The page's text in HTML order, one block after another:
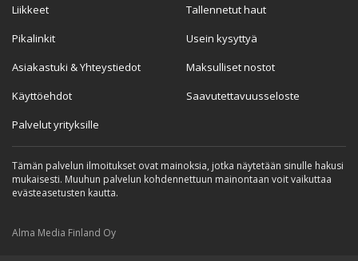
Liikkeet
Pikalinkit
Asiakastuki & Yhteystiedot
Käyttöehdot
Palvelut yrityksille
Tallennetut haut
Usein kysyttyä
Maksulliset nostot
Saavutettavuusseloste
Tämän palvelun ilmoitukset ovat mainoksia, jotka näytetään sinulle hakusi
mukaisesti. Muuhun palvelun kohdennettuun mainontaan voit vaikuttaa
evästeasetusten kautta.
Alma Media Finland Oy